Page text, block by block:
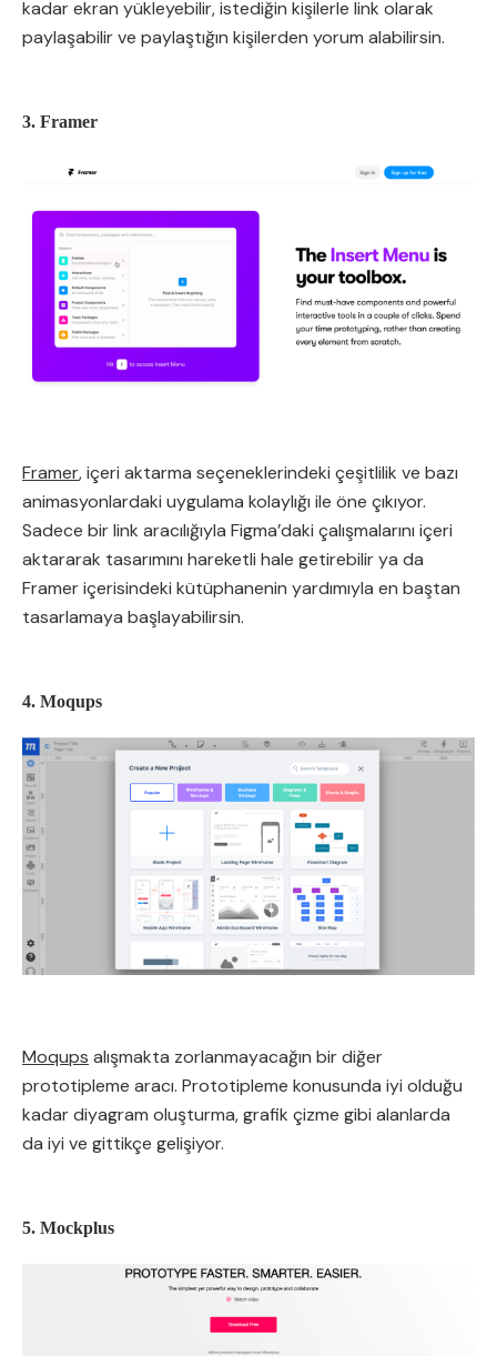
kadar ekran yükleyebilir, istediğin kişilerle link olarak
paylaşabilir ve paylaştığın kişilerden yorum alabilirsin.
3. Framer
Framer, içeri aktarma seçeneklerindeki çeşitlilik ve bazı
animasyonlardaki uygulama kolaylığı ile öne çıkıyor.
Sadece bir link aracılığıyla Figma’daki çalışmalarını içeri
aktararak tasarımını hareketli hale getirebilir ya da
Framer içerisindeki kütüphanenin yardımıyla en baştan
tasarlamaya başlayabilirsin.
4. Moqups
Moqups alışmakta zorlanmayacağın bir diğer
prototipleme aracı. Prototipleme konusunda iyi olduğu
kadar diyagram oluşturma, grafik çizme gibi alanlarda
da iyi ve gittikçe gelişiyor.
5. Mockplus